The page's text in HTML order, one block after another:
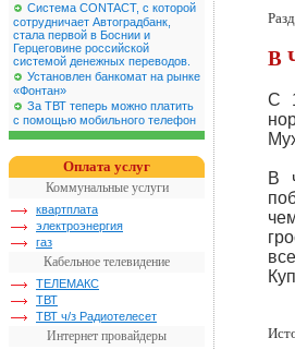
Система CONTACT, с которой
сотрудничает Автоградбанк,
стала первой в Боснии и
Герцеговине российской
системой денежных переводов.
Установлен банкомат на рынке
«Фонтан»
За ТВТ теперь можно платить
с помощью мобильного телефон
Оплата услуг
Коммунальные услуги
квартплата
электроэнергия
газ
Кабельное телевидение
ТЕЛЕМАКС
ТВТ
ТВТ ч/з Радиотелесет
Интернет провайдеры
В
С
В